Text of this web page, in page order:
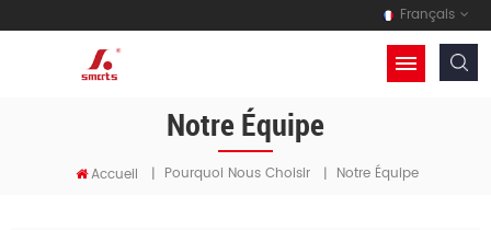
Français
Notre Équipe
Accueil | Pourquoi Nous Choisir | Notre Équipe